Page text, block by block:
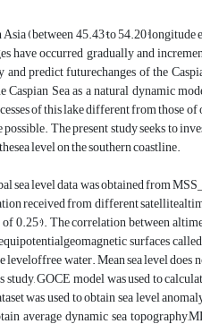
(between 45.43°to 54.20°longitude
have occurred gradually and
predict futurechanges of the
Sea as a natural dynamic
of this lake different from those of
The present study seeks to
level on the southern coastline.
sea level data was obtained from
received from different
0.25°). The correlation between
surfaces
water. Mean sea level does
GOCE model was used to
was used to obtain sea level
average dynamic sea